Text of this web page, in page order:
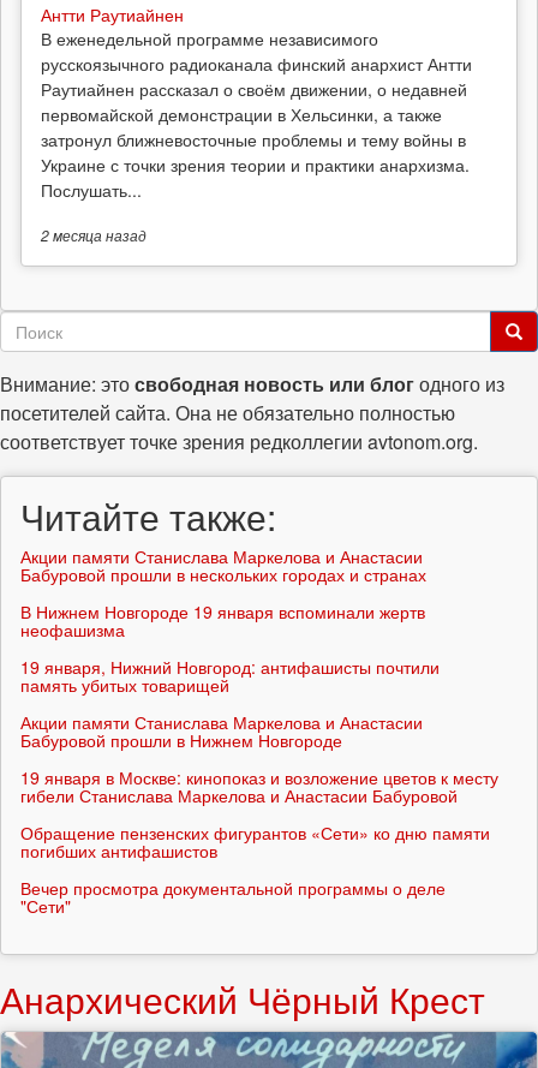
Антти Раутиайнен
В еженедельной программе независимого
русскоязычного радиоканала финский анархист Антти
Раутиайнен рассказал о своём движении, о недавней
первомайской демонстрации в Хельсинки, а также
затронул ближневосточные проблемы и тему войны в
Украине с точки зрения теории и практики анархизма.
Послушать...
2 месяца назад
Форма
поиска
Внимание: этосвободная новость или блогодного из
посетителей сайта. Она не обязательно полностью
соответствует точке зрения редколлегии avtonom.org.
Читайте также:
Акции памяти Станислава Маркелова и Анастасии
Бабуровой прошли в нескольких городах и странах
В Нижнем Новгороде 19 января вспоминали жертв
неофашизма
19 января, Нижний Новгород: антифашисты почтили
память убитых товарищей
Акции памяти Станислава Маркелова и Анастасии
Бабуровой прошли в Нижнем Новгороде
19 января в Москве: кинопоказ и возложение цветов к месту
гибели Станислава Маркелова и Анастасии Бабуровой
Обращение пензенских фигурантов «Сети» ко дню памяти
погибших антифашистов
Вечер просмотра документальной программы о деле
"Сети"
Анархический Чёрный Крест